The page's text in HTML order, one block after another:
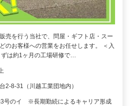
売を行う当社で、問屋・ギフト店・スー
のお客様への営業をお任せします。 ＜入
は約1ヶ月の工場研修で…
2-8-31（川越工業団地内）
3号のイ ※長期勤続によるキャリア形成